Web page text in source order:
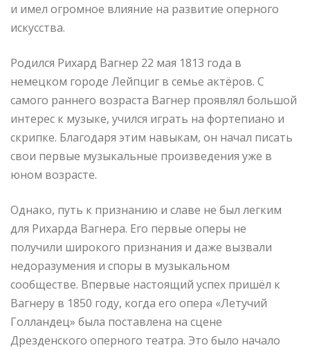
и имел огромное влияние на развитие оперного
искусства.
Родился Рихард Вагнер 22 мая 1813 года в
немецком городе Лейпциг в семье актёров. С
самого раннего возраста Вагнер проявлял большой
интерес к музыке, учился играть на фортепиано и
скрипке. Благодаря этим навыкам, он начал писать
свои первые музыкальные произведения уже в
юном возрасте.
Однако, путь к признанию и славе не был легким
для Рихарда Вагнера. Его первые оперы не
получили широкого признания и даже вызвали
недоразумения и споры в музыкальном
сообществе. Впервые настоящий успех пришёл к
Вагнеру в 1850 году, когда его опера «Летучий
Голландец» была поставлена на сцене
Дрезденского оперного театра. Это было начало